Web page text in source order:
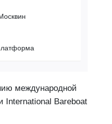
международной
International Bareboat